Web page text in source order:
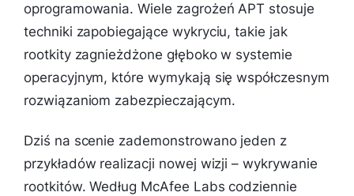
oprogramowania. Wiele zagrożeń APT stosuje
techniki zapobiegające wykryciu, takie jak
rootkity zagnieżdżone głęboko w systemie
operacyjnym, które wymykają się współczesnym
rozwiązaniom zabezpieczającym.
Dziś na scenie zademonstrowano jeden z
przykładów realizacji nowej wizji – wykrywanie
rootkitów. Według McAfee Labs codziennie